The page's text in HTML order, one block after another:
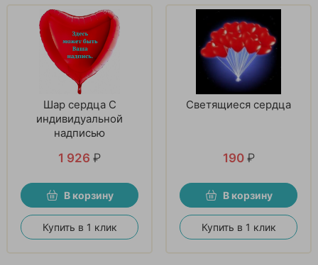
Шар сердца С
индивидуальной
надписью
1 926 ₽
В корзину
Купить в 1 клик
Светящиеся сердца
190 ₽
В корзину
Купить в 1 клик